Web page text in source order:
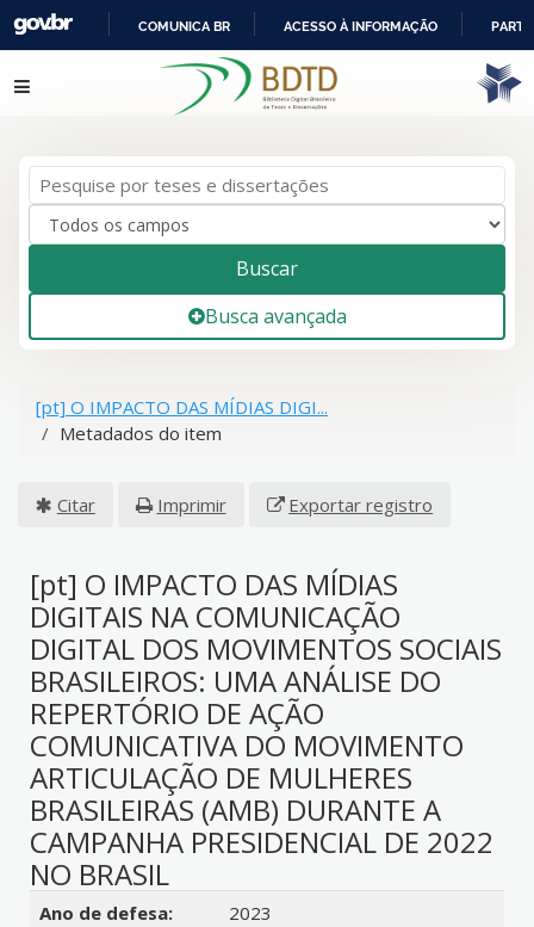
IR
PARA
COMUNICA BR ACESSO À INFORMAÇÃO
Pular para o conteúdo
Buscar
Busca avançada
[pt] O IMPACTO DAS MÍDIAS DIGI...
Metadados do item
Citar Imprimir Exportar registro
[pt] O IMPACTO DAS MÍDIAS
DIGITAIS NA COMUNICAÇÃO
DIGITAL DOS MOVIMENTOS SOCIAIS
BRASILEIROS: UMA ANÁLISE DO
REPERTÓRIO DE AÇÃO
COMUNICATIVA DO MOVIMENTO
ARTICULAÇÃO DE MULHERES
BRASILEIRAS (AMB) DURANTE A
CAMPANHA PRESIDENCIAL DE 2022
NO BRASIL
Detalhes bibliográficos
Ano de defesa:
2023